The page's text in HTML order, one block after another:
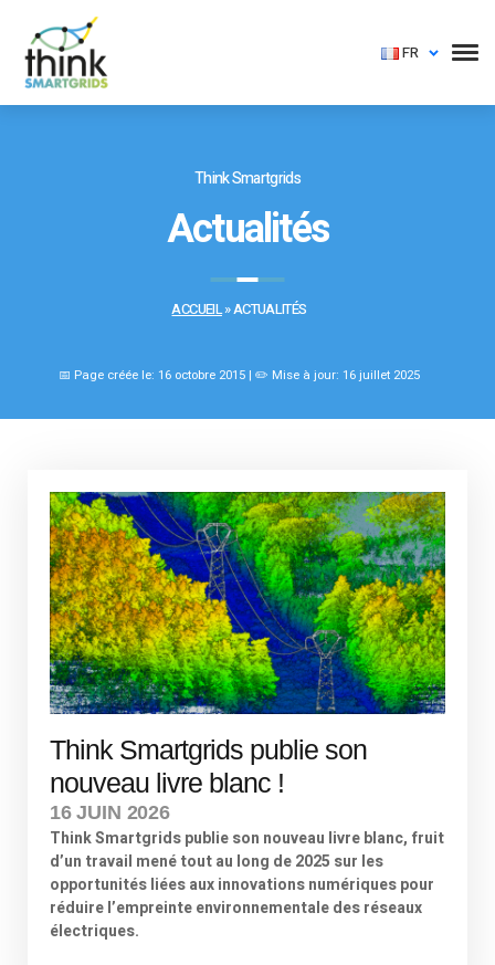
FR
Think Smartgrids
Actualités
ACCUEIL»ACTUALITÉS
📅 Page créée le: 16 octobre 2015 | ✏️ Mise à jour: 16 juillet 2025
Think Smartgrids publie son
nouveau livre blanc !
16 JUIN 2026
Think Smartgrids publie son nouveau livre blanc, fruit
d’un travail mené tout au long de 2025 sur les
opportunités liées aux innovations numériques pour
réduire l’empreinte environnementale des réseaux
électriques.